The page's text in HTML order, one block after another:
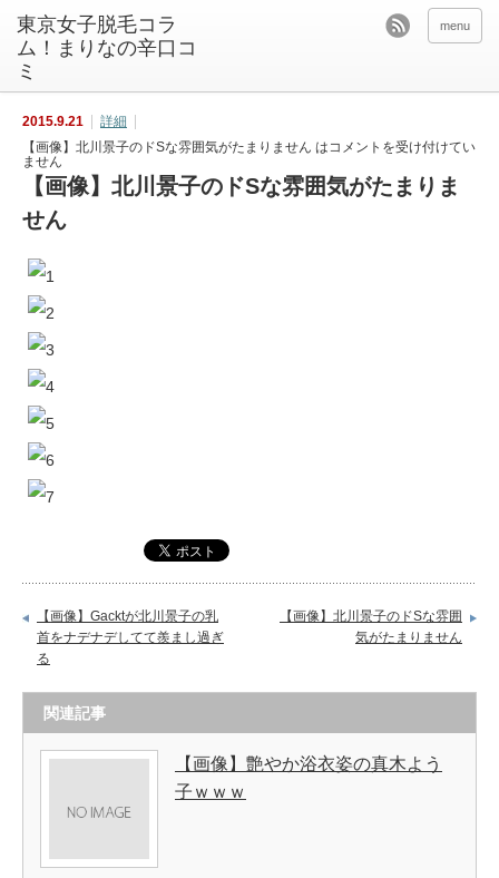
東京女子脱毛コラ
ム！まりなの辛口コ
ミ
menu
2015.9.21
詳細
【画像】北川景子のドSな雰囲気がたまりません はコメントを受け付けてい
ません
【画像】北川景子のドSな雰囲気がたまりま
せん
【画像】Gacktが北川景子の乳
首をナデナデしてて羨まし過ぎ
る
【画像】北川景子のドSな雰囲
気がたまりません
関連記事
【画像】艶やか浴衣姿の真木よう
子ｗｗｗ